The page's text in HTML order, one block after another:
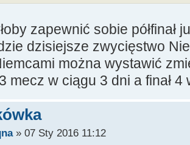
zapewnić sobie półfinał
dzisiejsze zwycięstwo
można wystawić
3 mecz w ciągu 3 dni a finał
» 07 Sty 2016 11:12